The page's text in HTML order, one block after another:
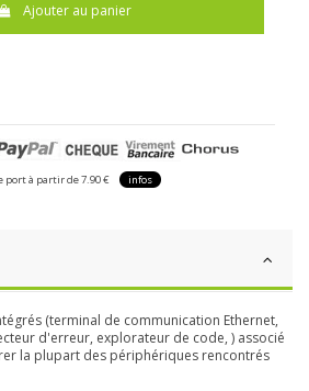
Ajouter au panier
à partir de 7.90 € infos
(terminal de communication Ethernet,
d'erreur, explorateur de code, ) associé
la plupart des périphériques rencontrés